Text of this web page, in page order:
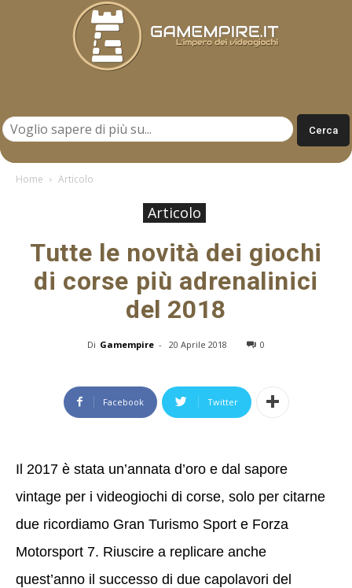
Home Articolo
Articolo
Tutte le novità dei giochi
di corse più adrenalinici
del 2018
Di Gamempire - 20 Aprile 2018 0
Facebook Twitter
Il 2017 è stata un’annata d’oro e dal sapore
vintage per i videogiochi di corse, solo per citarne
due ricordiamo Gran Turismo Sport e Forza
Motorsport 7. Riuscire a replicare anche
quest’anno il successo di due capolavori del